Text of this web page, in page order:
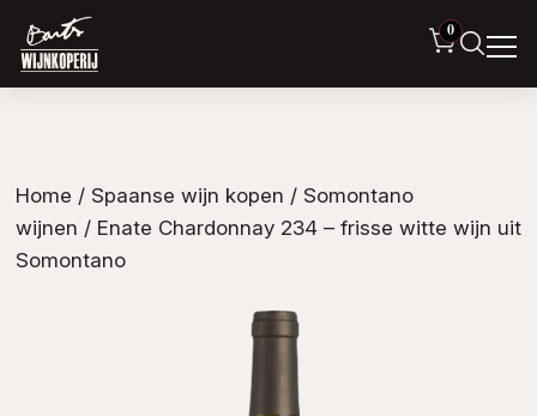
0
Home / Spaanse wijn kopen / Somontano
wijnen / Enate Chardonnay 234 – frisse witte wijn uit
Somontano